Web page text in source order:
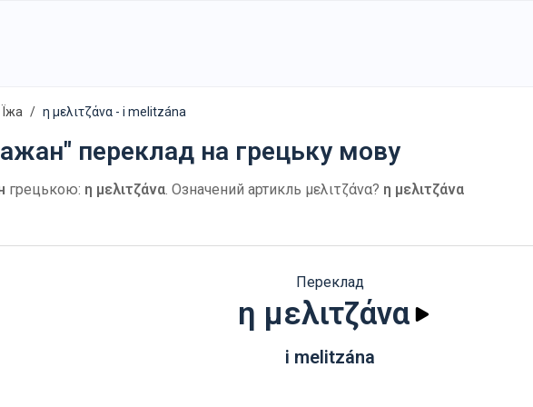
Їжа η μελιτζάνα - i melitzána
переклад на грецьку мову
грецькою: η μελιτζάνα. Означений артикль μελιτζάνα? η μελιτζάνα
Переклад
η μελιτζάνα
i melitzána